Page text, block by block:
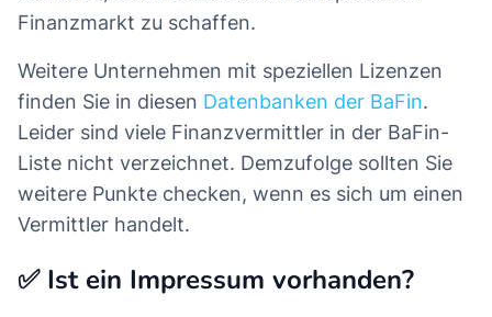
Finanzmarkt zu schaffen.
Weitere Unternehmen mit speziellen Lizenzen
finden Sie in diesen Datenbanken der BaFin.
Leider sind viele Finanzvermittler in der BaFin-
Liste nicht verzeichnet. Demzufolge sollten Sie
weitere Punkte checken, wenn es sich um einen
Vermittler handelt.
✅ Ist ein Impressum vorhanden?